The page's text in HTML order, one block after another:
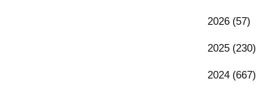
2026 (57)
2025 (230)
2024 (667)